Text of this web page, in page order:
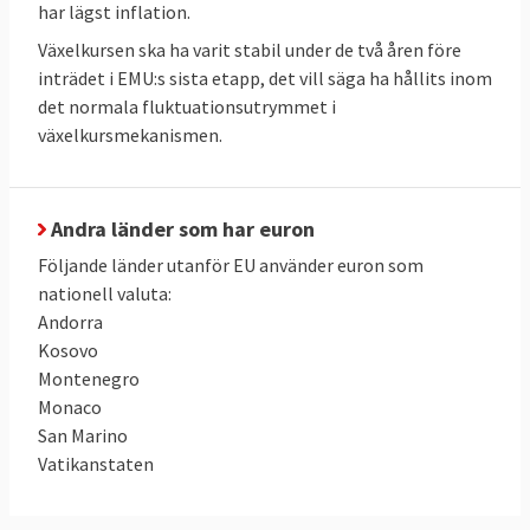
Efter att finanskrisen hösten 2008 spritt sig
till Europa upptäcktes många brister i
valutasamarbetet. Den övergripande
insikten var att det är svårt att ha en
gemensam valuta utan en gemensam
förslag som syftade till att fördjupa
samarbetet, öka stabiliteten på
finansmarknaden och försvåra att bryta
mot euroreglerna. Det sistnämnda var
något som praktiskt taget alla euroländer
gjort efter att Frankrike och Tyskland bröt
mot dem bara ett par år efter att euron
införts som valuta.
har lägst inflation.
Växelkursen ska ha varit stabil under de två åren före
inträdet i EMU:s sista etapp, det vill säga ha hållits inom
det normala fluktuationsutrymmet i
växelkursmekanismen.
Andra länder som har euron
Följande länder utanför EU använder euron som
nationell valuta:
Andorra
Kosovo
Montenegro
Monaco
San Marino
Vatikanstaten